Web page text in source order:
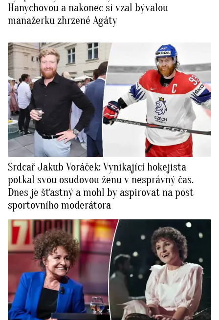
Hanychovou a nakonec si vzal bývalou
manažerku zhrzené Agáty
Srdcař Jakub Voráček: Vynikající hokejista
potkal svou osudovou ženu v nesprávný čas.
Dnes je šťastný a mohl by aspirovat na post
sportovního moderátora